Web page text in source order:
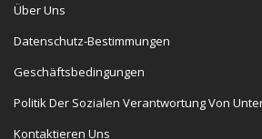
Über Uns
Datenschutz-Bestimmungen
Geschäftsbedingungen
Politik Der Sozialen Verantwortung Von
Kontaktieren Uns